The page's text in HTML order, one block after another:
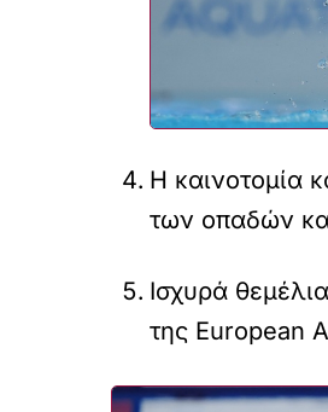
Η καινοτομία
των οπαδών
Ισχυρά
της European